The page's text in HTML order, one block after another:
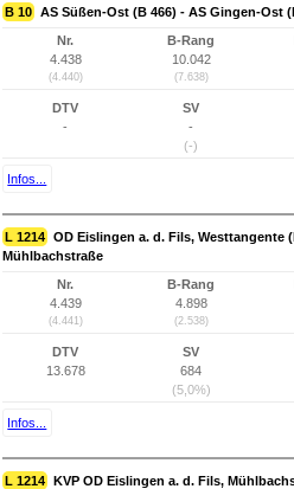
B 10 AS Süßen-Ost (B 466) - AS Gingen-Ost
Nr.
4.438
(4.440)
B-Rang
10.042
(7.638)
DTV
-
SV
-
(-)
Infos...
L 1214 OD Eislingen a. d. Fils, Westtangente
Mühlbachstraße
Nr.
4.439
(4.441)
B-Rang
4.898
(2.538)
DTV
13.678
SV
684
(5,0%)
Infos...
L 1214 KVP OD Eislingen a. d. Fils,